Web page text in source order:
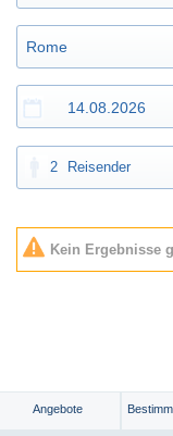
2 Reisender
Kein Ergebnisse
Angebote